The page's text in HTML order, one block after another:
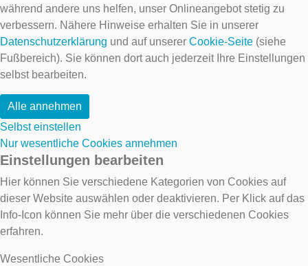
während andere uns helfen, unser Onlineangebot stetig zu
verbessern. Nähere Hinweise erhalten Sie in unserer
Datenschutzerklärung und auf unserer Cookie-Seite (siehe
Fußbereich). Sie können dort auch jederzeit Ihre Einstellungen
selbst bearbeiten.
Alle annehmen
Selbst einstellen
Nur wesentliche Cookies annehmen
Einstellungen bearbeiten
Hier können Sie verschiedene Kategorien von Cookies auf
dieser Website auswählen oder deaktivieren. Per Klick auf das
Info-Icon können Sie mehr über die verschiedenen Cookies
erfahren.
Wesentliche Cookies